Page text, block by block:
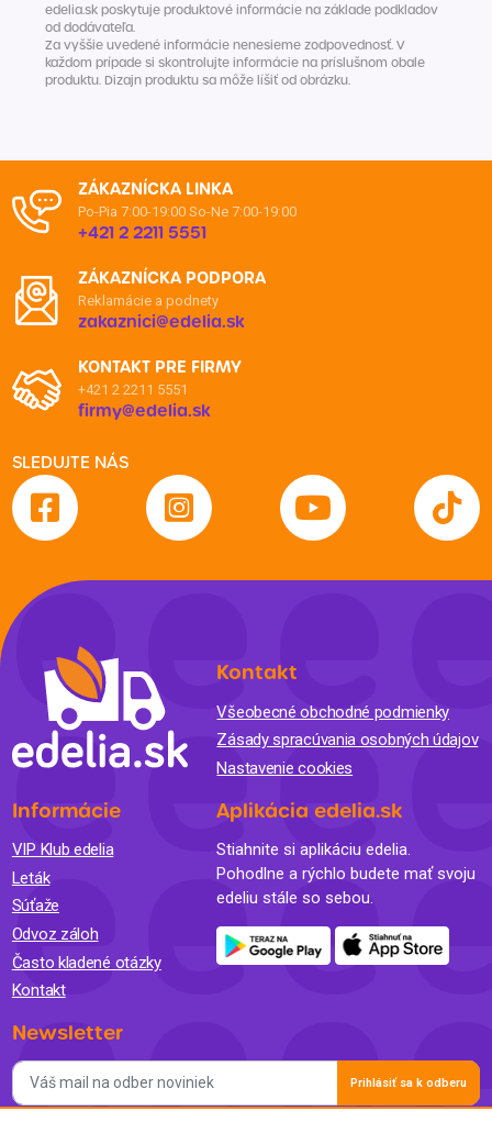
edelia.sk poskytuje produktové informácie na základe podkladov
od dodávateľa.
Za vyššie uvedené informácie nenesieme zodpovednosť. V
každom prípade si skontrolujte informácie na príslušnom obale
produktu. Dizajn produktu sa môže líšiť od obrázku.
ZÁKAZNÍCKA LINKA
Po-Pia 7:00-19:00 So-Ne 7:00-19:00
+421 2 2211 5551
ZÁKAZNÍCKA PODPORA
Reklamácie a podnety
zakaznici@edelia.sk
KONTAKT PRE FIRMY
+421 2 2211 5551
firmy@edelia.sk
SLEDUJTE NÁS
Kontakt
Všeobecné obchodné podmienky
Zásady spracúvania osobných údajov
Nastavenie cookies
Informácie
VIP Klub edelia
Leták
Súťaže
Odvoz záloh
Často kladené otázky
Kontakt
Aplikácia edelia.sk
Stiahnite si aplikáciu edelia.
Pohodlne a rýchlo budete mať svoju
edeliu stále so sebou.
Newsletter
Prihlásiť sa k odberu